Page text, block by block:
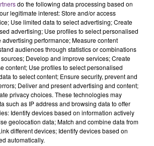
DE KEEN'V EST
avec impatience, il est
do the following data processing based on
legitimate interest: Store and/or access
Use limited data to select advertising; Create
advertising; Use profiles to select personalised
performance; Measure content
audiences through statistics or combinations
Develop and improve services; Create
content; Use profiles to select personalised
to select content; Ensure security, prevent and
Deliver and present advertising and content;
privacy choices. These technologies may
such as IP address and browsing data to offer
Identify devices based on information actively
geolocation data; Match and combine data from
different devices; Identify devices based on
automatically.